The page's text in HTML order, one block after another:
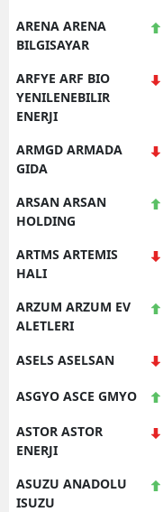
ARENA ARENA
BILGISAYAR
ARFYE ARF BIO
YENILENEBILIR
ENERJI
ARMGD ARMADA
GIDA
ARSAN ARSAN
HOLDING
ARTMS ARTEMIS
HALI
ARZUM ARZUM EV
ALETLERI
ASELS ASELSAN
ASGYO ASCE GMYO
ASTOR ASTOR
ENERJI
ASUZU ANADOLU
ISUZU